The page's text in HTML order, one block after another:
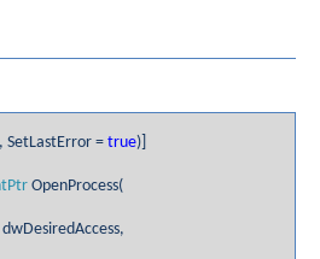
, SetLastError = true)]
OpenProcess(